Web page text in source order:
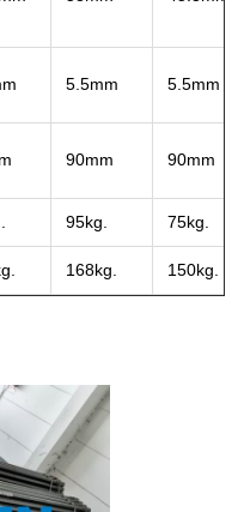
5.5mm 5.5mm
90mm 90mm
95kg. 75kg.
168kg. 150kg.